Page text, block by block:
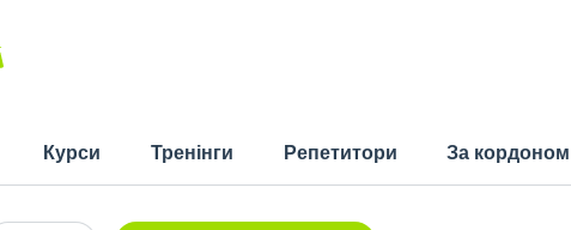
Курси Тренінги Репетитори За кордоном